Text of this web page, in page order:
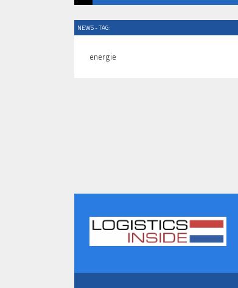
NEWS - TAG:
energie